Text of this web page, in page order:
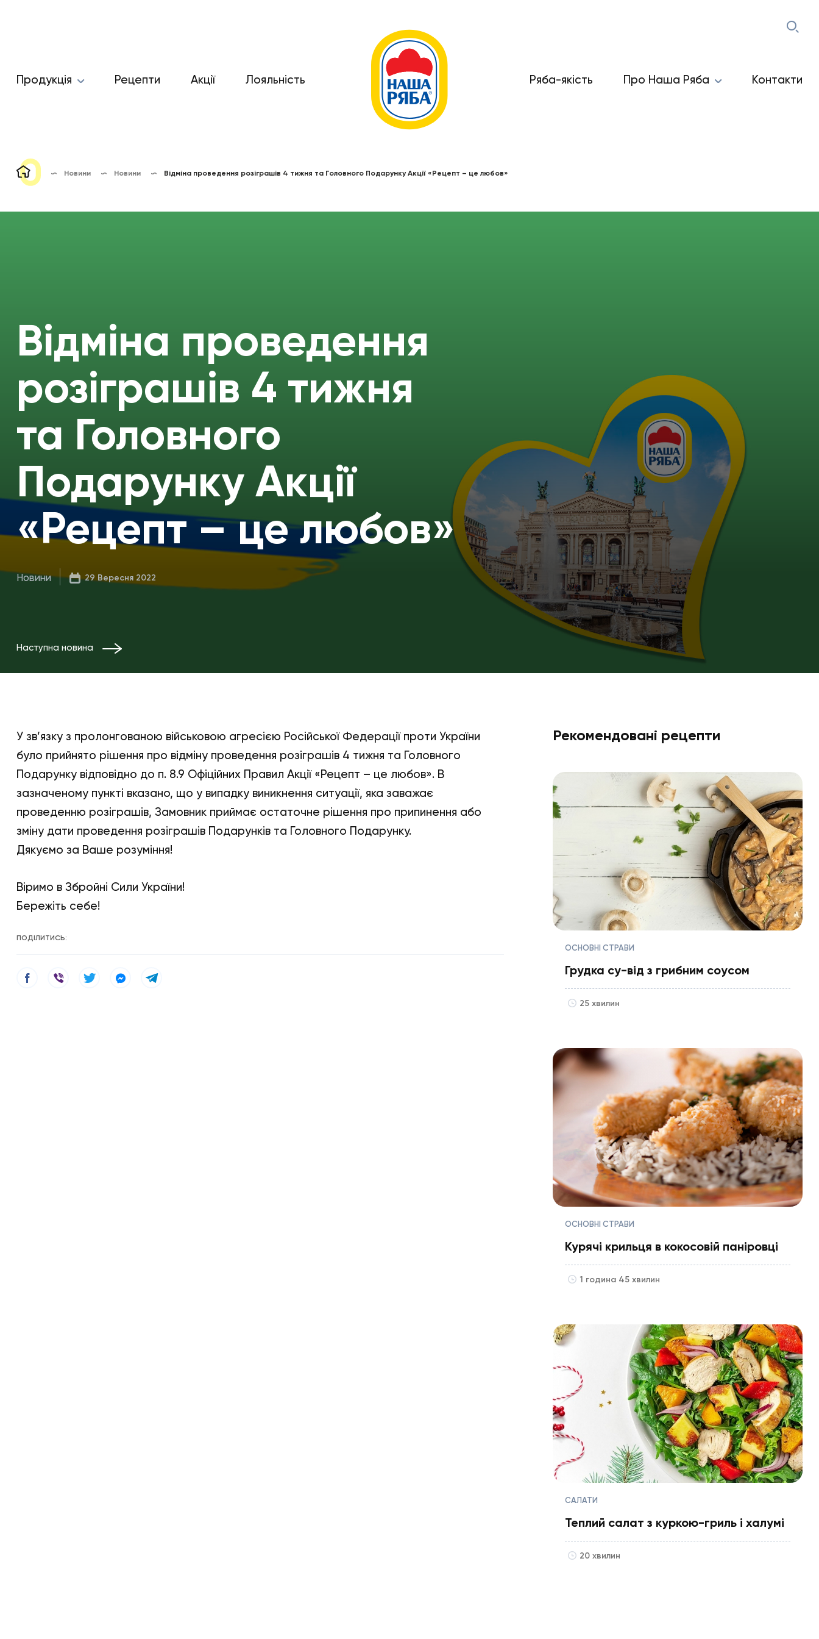
Продукція Рецепти Акції Лояльність Ряба-якість Про Наша Ряба Контакти
Новини Новини Відміна проведення розіграшів 4 тижня та Головного Подарунку Акції «Рецепт – це любов»
Відміна проведення
розіграшів 4 тижня
та Головного
Подарунку Акції
«Рецепт – це любов»
Новини 29 Вересня 2022
Наступна новина
У зв’язку з пролонгованою військовою агресією Російської Федерації проти України
було прийнято рішення про відміну проведення розіграшів 4 тижня та Головного
Подарунку відповідно до п. 8.9 Офіційних Правил Акції «Рецепт – це любов». В
зазначеному пункті вказано, що у випадку виникнення ситуації, яка заважає
проведенню розіграшів, Замовник приймає остаточне рішення про припинення або
зміну дати проведення розіграшів Подарунків та Головного Подарунку.
Дякуємо за Ваше розуміння!
Віримо в Збройні Сили України!
Бережіть себе!
ПОДІЛИТИСЬ:
Рекомендовані рецепти
ОСНОВНІ СТРАВИ
Грудка су-від з грибним соусом
25 хвилин
ОСНОВНІ СТРАВИ
Курячі крильця в кокосовій паніровці
1 година 45 хвилин
САЛАТИ
Теплий салат з куркою-гриль і халумі
20 хвилин